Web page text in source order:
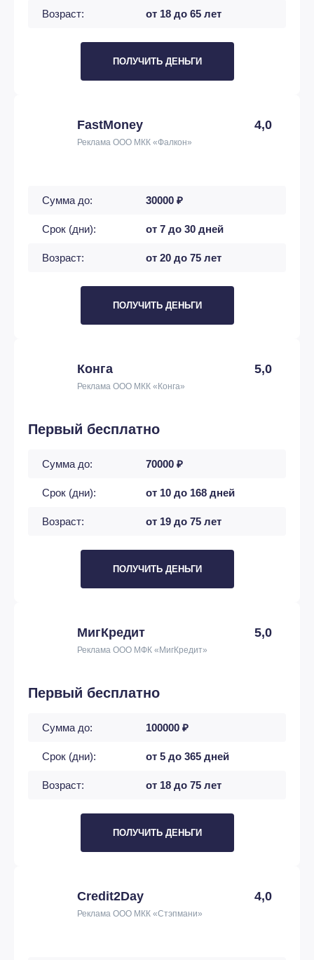
Возраст: от 18 до 65 лет
ПОЛУЧИТЬ ДЕНЬГИ
FastMoney 4,0
Реклама ООО МКК «Фалкон»
Сумма до: 30000 ₽
Срок (дни): от 7 до 30 дней
Возраст: от 20 до 75 лет
ПОЛУЧИТЬ ДЕНЬГИ
Конга 5,0
Реклама ООО МКК «Конга»
Первый бесплатно
Сумма до: 70000 ₽
Срок (дни): от 10 до 168 дней
Возраст: от 19 до 75 лет
ПОЛУЧИТЬ ДЕНЬГИ
МигКредит 5,0
Реклама ООО МФК «МигКредит»
Первый бесплатно
Сумма до: 100000 ₽
Срок (дни): от 5 до 365 дней
Возраст: от 18 до 75 лет
ПОЛУЧИТЬ ДЕНЬГИ
Credit2Day 4,0
Реклама ООО МКК «Стэпмани»